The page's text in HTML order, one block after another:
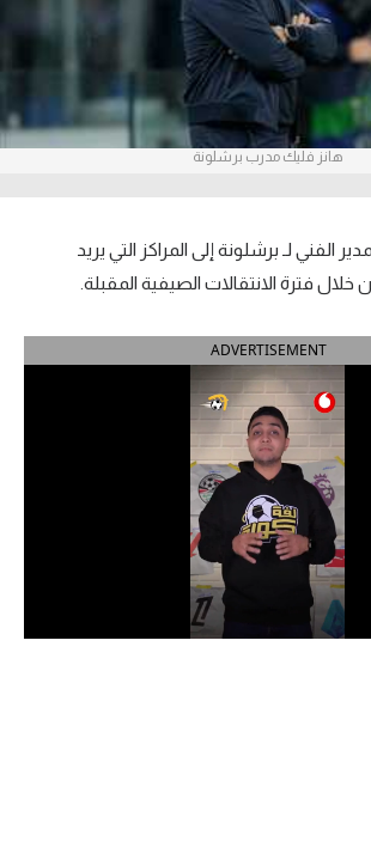
الممتاز
للمحترفين
هانز فليك مدرب برشلونة
الفني لـ برشلونة إلى المراكز التي يريد
خلال فترة الانتقالات الصيفية المقبلة.
ADVERTISEMENT